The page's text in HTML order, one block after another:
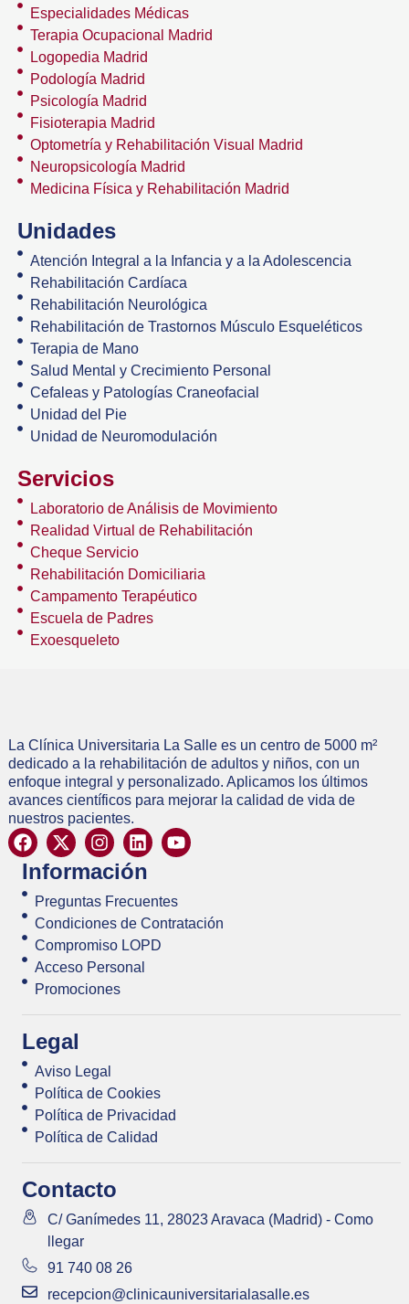
Especialidades Médicas
Terapia Ocupacional Madrid
Logopedia Madrid
Podología Madrid
Psicología Madrid
Fisioterapia Madrid
Optometría y Rehabilitación Visual Madrid
Neuropsicología Madrid
Medicina Física y Rehabilitación Madrid
Unidades
Atención Integral a la Infancia y a la Adolescencia
Rehabilitación Cardíaca
Rehabilitación Neurológica
Rehabilitación de Trastornos Músculo Esqueléticos
Terapia de Mano
Salud Mental y Crecimiento Personal
Cefaleas y Patologías Craneofacial
Unidad del Pie
Unidad de Neuromodulación
Servicios
Laboratorio de Análisis de Movimiento
Realidad Virtual de Rehabilitación
Cheque Servicio
Rehabilitación Domiciliaria
Campamento Terapéutico
Escuela de Padres
Exoesqueleto
La Clínica Universitaria La Salle es un centro de 5000 m²
dedicado a la rehabilitación de adultos y niños, con un
enfoque integral y personalizado. Aplicamos los últimos
avances científicos para mejorar la calidad de vida de
nuestros pacientes.
Información
Preguntas Frecuentes
Condiciones de Contratación
Compromiso LOPD
Acceso Personal
Promociones
Legal
Aviso Legal
Política de Cookies
Política de Privacidad
Política de Calidad
Contacto
C/ Ganímedes 11, 28023 Aravaca (Madrid) - Como
llegar
91 740 08 26
recepcion@clinicauniversitarialasalle.es